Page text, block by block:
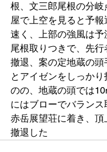
根、文三郎尾根の分
屋で上空を見ると予
速く、上部の強風は
尾根取りつきで、先行
撤退、案の定地蔵の
とアイゼンをしっか
のの、地蔵の頭では
にはブローでバラン
赤岳展望荘に着き、頂
撤退した